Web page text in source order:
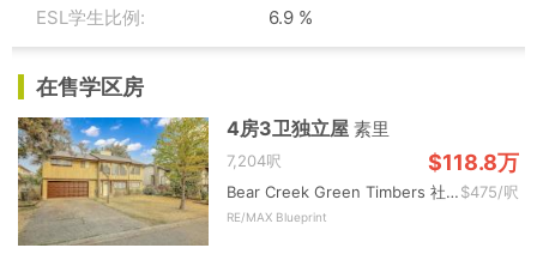
ESL学生比例: 6.9 %
在售学区房
4房3卫独立屋素里
7,204呎 $118.8万
Bear Creek Green Timbers 社区$475/呎
RE/MAX Blueprint